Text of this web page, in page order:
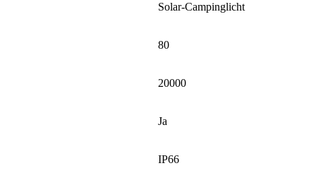
Solar-Campinglicht
80
20000
Ja
IP66